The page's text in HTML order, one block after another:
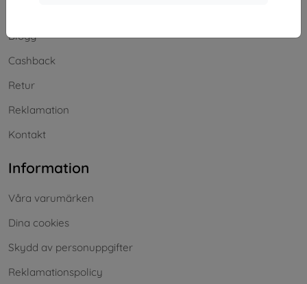
Blogg
Cashback
Retur
Reklamation
Kontakt
Information
Våra varumärken
Dina cookies
Skydd av personuppgifter
Reklamationspolicy